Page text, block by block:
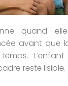
quand
avant que
reste lisible.